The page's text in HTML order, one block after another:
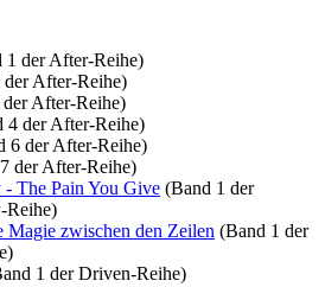
1 der After-Reihe)
der After-Reihe)
After-Reihe)
4 der After-Reihe)
6 der After-Reihe)
der After-Reihe)
The Pain You Give (Band 1 der
Reihe)
Magie zwischen den Zeilen (Band 1 der
1 der Driven-Reihe)